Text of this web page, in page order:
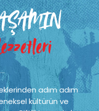
adım adım
kültürün ve